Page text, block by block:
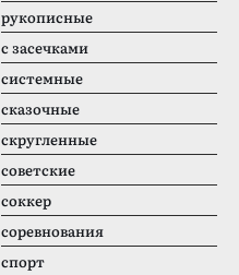
рукописные
с засечками
системные
сказочные
скругленные
советские
соккер
соревнования
спорт